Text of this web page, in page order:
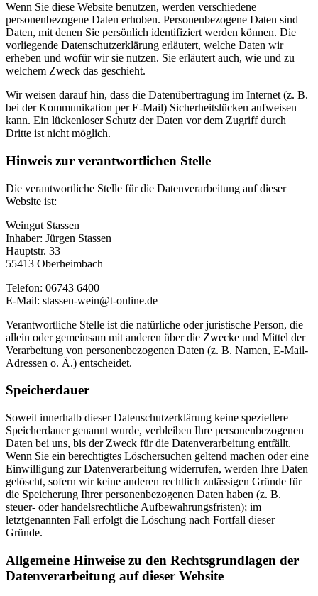
Wenn Sie diese Website benutzen, werden verschiedene
personenbezogene Daten erhoben. Personenbezogene Daten sind
Daten, mit denen Sie persönlich identifiziert werden können. Die
vorliegende Datenschutzerklärung erläutert, welche Daten wir
erheben und wofür wir sie nutzen. Sie erläutert auch, wie und zu
welchem Zweck das geschieht.
Wir weisen darauf hin, dass die Datenübertragung im Internet (z. B.
bei der Kommunikation per E-Mail) Sicherheitslücken aufweisen
kann. Ein lückenloser Schutz der Daten vor dem Zugriff durch
Dritte ist nicht möglich.
Hinweis zur verantwortlichen Stelle
Die verantwortliche Stelle für die Datenverarbeitung auf dieser
Website ist:
Weingut Stassen
Inhaber: Jürgen Stassen
Hauptstr. 33
55413 Oberheimbach
Telefon: 06743 6400
E-Mail: stassen-wein@t-online.de
Verantwortliche Stelle ist die natürliche oder juristische Person, die
allein oder gemeinsam mit anderen über die Zwecke und Mittel der
Verarbeitung von personenbezogenen Daten (z. B. Namen, E-Mail-
Adressen o. Ä.) entscheidet.
Speicherdauer
Soweit innerhalb dieser Datenschutzerklärung keine speziellere
Speicherdauer genannt wurde, verbleiben Ihre personenbezogenen
Daten bei uns, bis der Zweck für die Datenverarbeitung entfällt.
Wenn Sie ein berechtigtes Löschersuchen geltend machen oder eine
Einwilligung zur Datenverarbeitung widerrufen, werden Ihre Daten
gelöscht, sofern wir keine anderen rechtlich zulässigen Gründe für
die Speicherung Ihrer personenbezogenen Daten haben (z. B.
steuer- oder handelsrechtliche Aufbewahrungsfristen); im
letztgenannten Fall erfolgt die Löschung nach Fortfall dieser
Gründe.
Allgemeine Hinweise zu den Rechtsgrundlagen der
Datenverarbeitung auf dieser Website